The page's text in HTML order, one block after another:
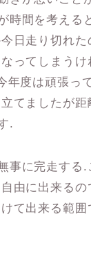
時間を考える
日走り切れた
ってしまうけ
年度は頑張っ
てましたが距
.
事に完走する.
由に出来るの
て出来る範囲